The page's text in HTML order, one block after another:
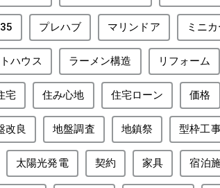
プレハブ マリンドア ミニカ
ハウス ラーメン構造 リフォーム
宅 住み心地 住宅ローン 価格
改良 地盤調査 地鎮祭 型枠工
太陽光発電 契約 家具 宿泊